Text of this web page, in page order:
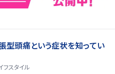
型頭痛という症状を知ってい
フスタイル